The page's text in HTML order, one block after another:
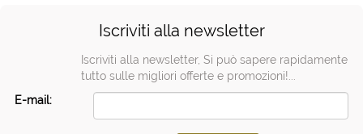
Iscriviti alla newsletter
Iscriviti alla newsletter, Si può sapere rapidamente
tutto sulle migliori offerte e promozioni!...
E-mail: